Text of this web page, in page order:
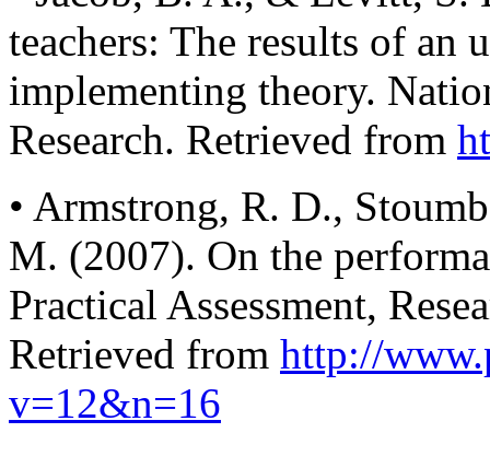
teachers: The results of an
implementing theory.
Research. Retrieved from
• Armstrong, R. D.,
M. (2007). On the
Practical Assessment,
Retrieved from http://
v=12&n=16